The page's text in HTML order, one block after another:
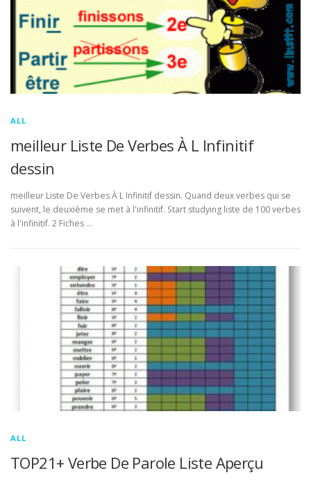
ALL
meilleur Liste De Verbes À L Infinitif
dessin
meilleur Liste De Verbes À L Infinitif dessin. Quand deux verbes qui se
suivent, le deuxième se met à l'infinitif. Start studying liste de 100 verbes
à l'infinitif. 2 Fiches …
ALL
TOP21+ Verbe De Parole Liste Aperçu